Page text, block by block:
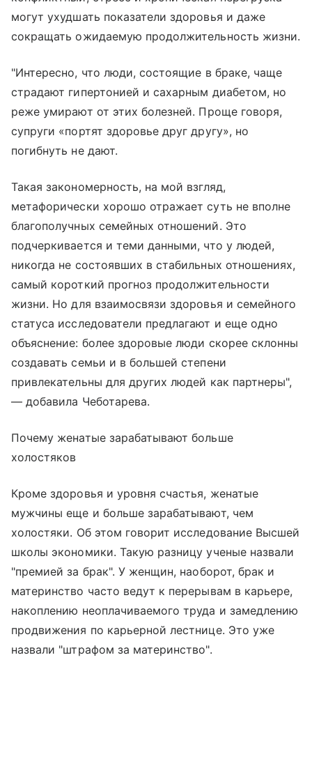
могут ухудшать показатели здоровья и даже
сокращать ожидаемую продолжительность жизни.
"Интересно, что люди, состоящие в браке, чаще
страдают гипертонией и сахарным диабетом, но
реже умирают от этих болезней. Проще говоря,
супруги «портят здоровье друг другу», но
погибнуть не дают.
Такая закономерность, на мой взгляд,
метафорически хорошо отражает суть не вполне
благополучных семейных отношений. Это
подчеркивается и теми данными, что у людей,
никогда не состоявших в стабильных отношениях,
самый короткий прогноз продолжительности
жизни. Но для взаимосвязи здоровья и семейного
статуса исследователи предлагают и еще одно
объяснение: более здоровые люди скорее склонны
создавать семьи и в большей степени
привлекательны для других людей как партнеры",
— добавила Чеботарева.
Почему женатые зарабатывают больше
холостяков
Кроме здоровья и уровня счастья, женатые
мужчины еще и больше зарабатывают, чем
холостяки. Об этом говорит исследование Высшей
школы экономики. Такую разницу ученые назвали
"премией за брак". У женщин, наоборот, брак и
материнство часто ведут к перерывам в карьере,
накоплению неоплачиваемого труда и замедлению
продвижения по карьерной лестнице. Это уже
назвали "штрафом за материнство".